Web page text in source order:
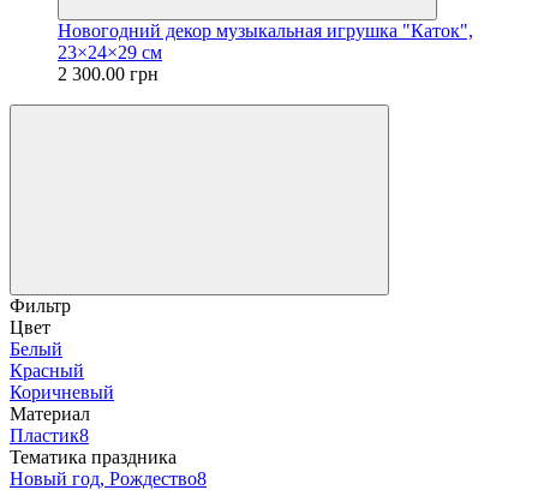
Новогодний декор музыкальная игрушка "Каток",
23×24×29 см
2 300.00 грн
Фильтр
Цвет
Белый
Красный
Коричневый
Материал
Пластик8
Тематика праздника
Новый год, Рождество8